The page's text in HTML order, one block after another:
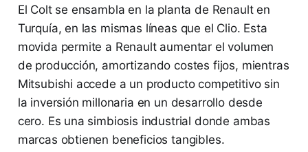
El Colt se ensambla en la planta de Renault en
Turquía, en las mismas líneas que el Clio. Esta
movida permite a Renault aumentar el volumen
de producción, amortizando costes fijos, mientras
Mitsubishi accede a un producto competitivo sin
la inversión millonaria en un desarrollo desde
cero. Es una simbiosis industrial donde ambas
marcas obtienen beneficios tangibles.